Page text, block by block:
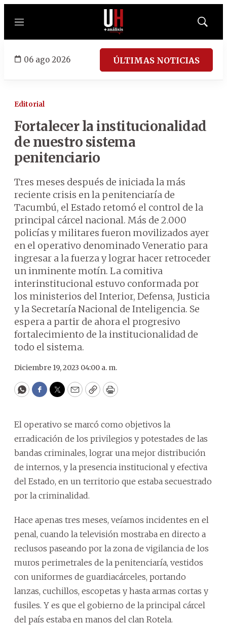
Menú
Mostrar
06 ago 2026 ÚLTIMAS NOTICIAS
Editorial
Fortalecer la institucionalidad
de nuestro sistema
penitenciario
Tres meses después de iniciada la más
reciente crisis en la penitenciaría de
Tacumbú, el Estado retomó el control de la
principal cárcel nacional. Más de 2.000
policías y militares fueron movilizados ayer
en el operativo denominado Veneratio para
ingresar a la fuerza y lograr hacer retroceder
un inminente motín. La comitiva
interinstitucional estuvo conformada por
los ministerios del Interior, Defensa, Justicia
y la Secretaría Nacional de Inteligencia. Se
espera a partir de ahora el progresivo
fortalecimiento de la institucionalidad de
todo el sistema.
Diciembre 19, 2023 04:00 a. m.
WhatsApp
Facebook
Twitter
EmailCopyPrint
El operativo se marcó como objetivos la
erradicación de los privilegios y potestades de las
bandas criminales, lograr una mejor distribución
de internos, y la presencia institucional y efectiva
del Estado, en un territorio que estaba secuestrado
por la criminalidad.
Hace apenas tres meses, veíamos incidentes en el
penal, cuando la televisión mostraba en directo a
reclusos paseando por la zona de vigilancia de los
muros perimetrales de la penitenciaría, vestidos
con uniformes de guardiacárceles, portando
lanzas, cuchillos, escopetas y hasta armas cortas y
fusiles. Y es que el gobierno de la principal cárcel
del país estaba en manos del clan Rotela.